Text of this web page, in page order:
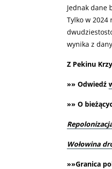
Jednak dane
Tylko w 2024
wynika z
Z Pekinu
»» Odwiedź
»» O
Wołowina
»»Granica